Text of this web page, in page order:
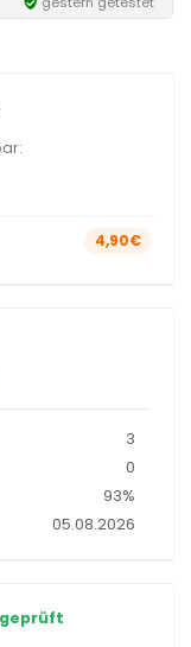
4,90€
3
0
93%
05.08.2026